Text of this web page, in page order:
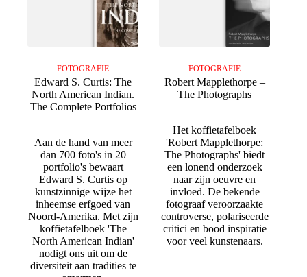
FOTOGRAFIE
Edward S. Curtis: The
North American Indian.
The Complete Portfolios
Aan de hand van meer
dan 700 foto's in 20
portfolio's bewaart
Edward S. Curtis op
kunstzinnige wijze het
inheemse erfgoed van
Noord-Amerika. Met zijn
koffietafelboek 'The
North American Indian'
nodigt ons uit om de
diversiteit aan tradities te
FOTOGRAFIE
Robert Mapplethorpe –
The Photographs
Het koffietafelboek
'Robert Mapplethorpe:
The Photographs' biedt
een lonend onderzoek
naar zijn oeuvre en
invloed. De bekende
fotograaf veroorzaakte
controverse, polariseerde
critici en bood inspiratie
voor veel kunstenaars.